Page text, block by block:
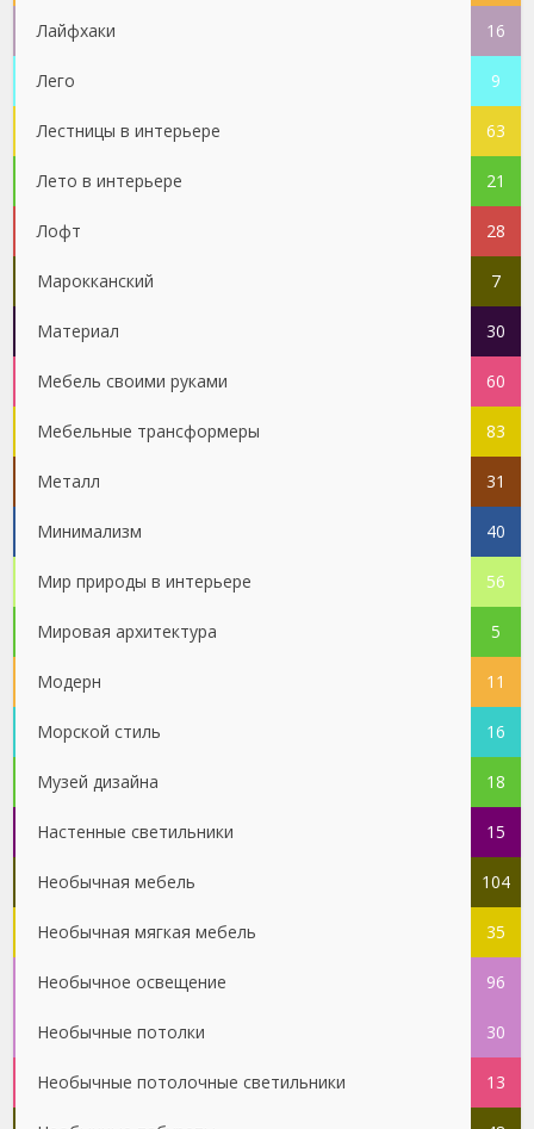
Лайфхаки 16
Лего 9
Лестницы в интерьере 63
Лето в интерьере 21
Лофт 28
Марокканский 7
Материал 30
Мебель своими руками 60
Мебельные трансформеры 83
Металл 31
Минимализм 40
Мир природы в интерьере 56
Мировая архитектура 5
Модерн 11
Морской стиль 16
Музей дизайна 18
Настенные светильники 15
Необычная мебель 104
Необычная мягкая мебель 35
Необычное освещение 96
Необычные потолки 30
Необычные потолочные светильники 13